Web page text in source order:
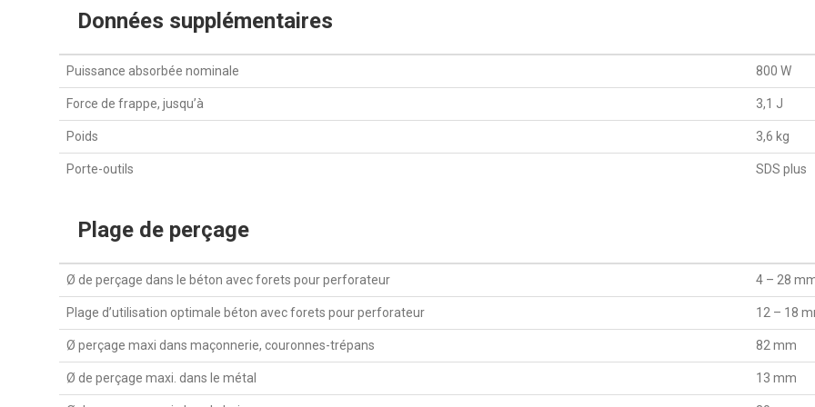
Données supplémentaires
Puissance absorbée nominale 800 W
Force de frappe, jusqu’à 3,1 J
Poids 3,6 kg
Porte-outils SDS plus
Plage de perçage
Ø de perçage dans le béton avec forets pour perforateur 4 – 28
Plage d’utilisation optimale béton avec forets pour perforateur 12 – 18
Ø perçage maxi dans maçonnerie, couronnes-trépans 82 mm
Ø de perçage maxi. dans le métal 13 mm